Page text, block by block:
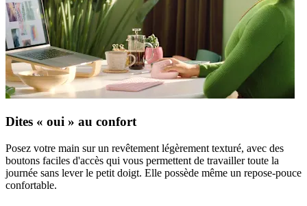
Dites « oui » au confort
Posez votre main sur un revêtement légèrement texturé, avec des
boutons faciles d'accès qui vous permettent de travailler toute la
journée sans lever le petit doigt. Elle possède même un repose-pouce
confortable.